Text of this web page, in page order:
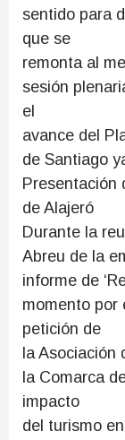
sentido para
que se
remonta al
sesión
el
avance del
de Santiago
Presentación
de Alajeró
Durante la
Abreu de la
informe de
momento por
petición de
la
la Comarca
impacto
del turismo